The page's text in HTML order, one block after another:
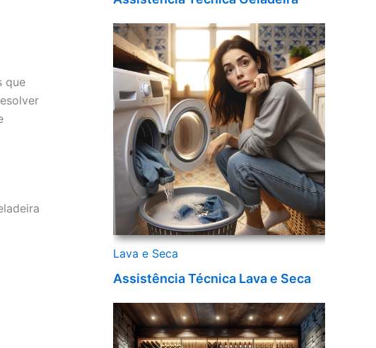
que
Lava e Seca
Assistência Técnica Lava e Seca